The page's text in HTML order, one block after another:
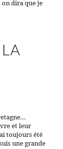
on dira que je
et leur
toujours été
une grande